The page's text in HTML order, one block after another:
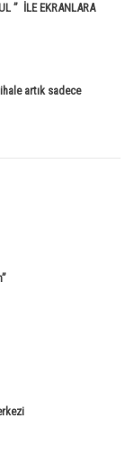
” İLE EKRANLARA
artık sadece